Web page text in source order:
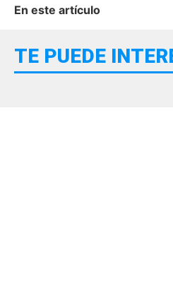
En este artículo
TE PUEDE